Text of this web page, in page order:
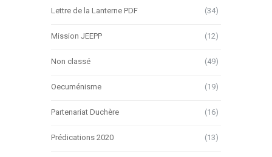
Lettre de la Lanterne PDF (34)
Mission JEEPP (12)
Non classé (49)
Oecuménisme (19)
Partenariat Duchère (16)
Prédications 2020 (13)